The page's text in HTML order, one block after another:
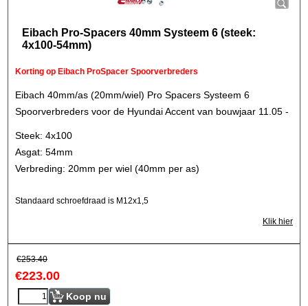
Eibach Pro-Spacers 40mm Systeem 6 (steek:
4x100-54mm)
Korting op Eibach ProSpacer Spoorverbreders
Eibach 40mm/as (20mm/wiel) Pro Spacers Systeem 6
Spoorverbreders voor de Hyundai Accent van bouwjaar 11.05 -
Steek: 4x100
Asgat: 54mm
Verbreding: 20mm per wiel (40mm per as)
Standaard schroefdraad is M12x1,5
Klik hier
€253.40
€223.00
Koop nu